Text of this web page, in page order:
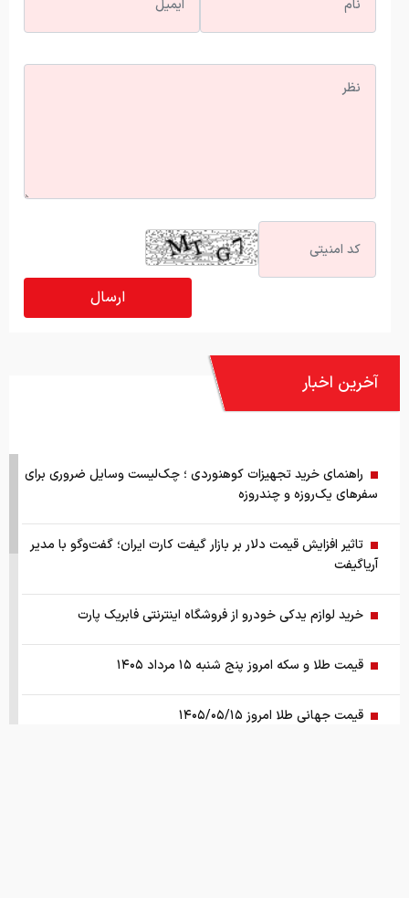
آخرین اخبار
راهنمای خرید تجهیزات کوهنوردی ؛ چک‌لیست وسایل ضروری برای
سفرهای یک‌روزه و چندروزه
تاثیر افزایش قیمت دلار بر بازار گیفت کارت ایران؛ گفت‌وگو با مدیر
آریاگیفت
خرید لوازم یدکی خودرو از فروشگاه اینترنتی فابریک پارت
قیمت طلا و سکه امروز پنج شنبه ۱۵ مرداد ۱۴۰۵
قیمت جهانی طلا امروز ۱۴۰۵/۰۵/۱۵